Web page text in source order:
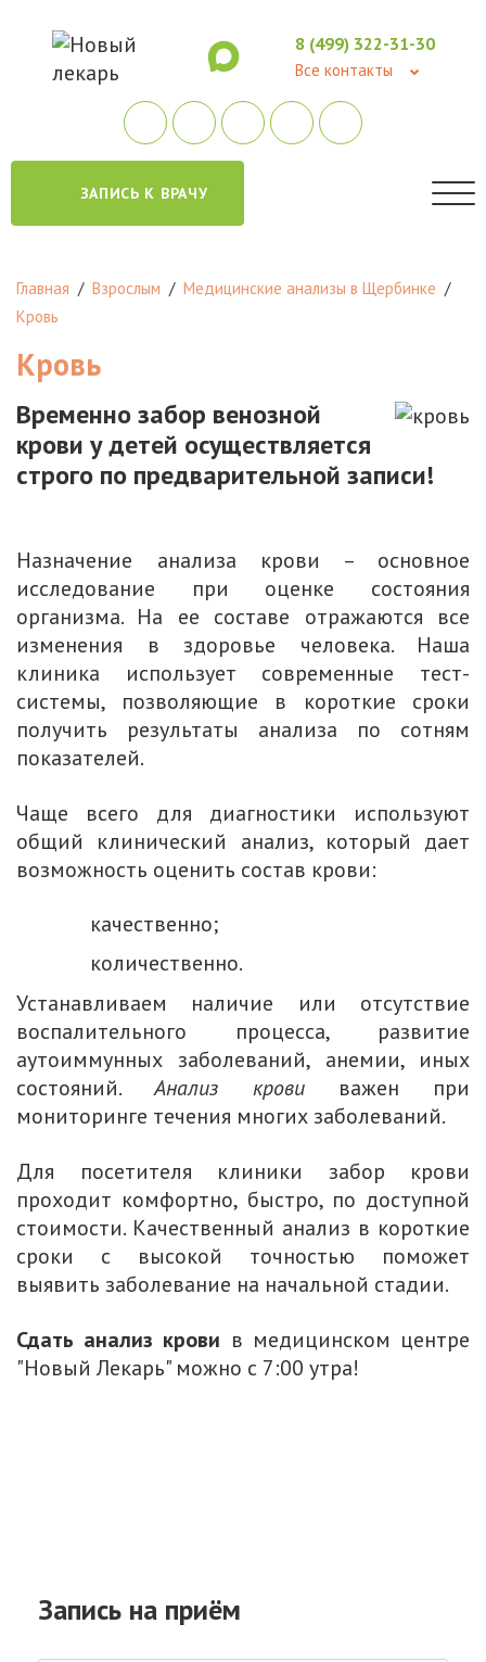
8 (499) 322-31-30
Все контакты
ЗАПИСЬ К ВРАЧУ
Главная / Взрослым / Медицинские анализы в Щербинке /
Кровь
Кровь
Временно забор венозной
крови у детей осуществляется
строго по предварительной записи!
Назначение анализа крови – основное
исследование при оценке состояния
организма. На ее составе отражаются все
изменения в здоровье человека. Наша
клиника использует современные тест-
системы, позволяющие в короткие сроки
получить результаты анализа по сотням
показателей.
Чаще всего для диагностики используют
общий клинический анализ, который дает
возможность оценить состав крови:
качественно;
количественно.
Устанавливаем наличие или отсутствие
воспалительного процесса, развитие
аутоиммунных заболеваний, анемии, иных
состояний.Анализ кровиважен при
мониторинге течения многих заболеваний.
Для посетителя клиники забор крови
проходит комфортно, быстро, по доступной
стоимости. Качественный анализ в короткие
сроки с высокой точностью поможет
выявить заболевание на начальной стадии.
Сдать анализ крови в медицинском центре
"Новый Лекарь" можно с 7:00 утра!
Запись на приём